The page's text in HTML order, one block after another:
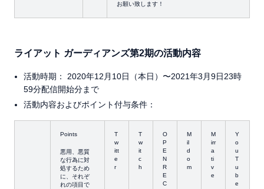
お願い致します！
ライアット ガーディアンズ第2期の活動内容
活動時期： 2020年12月10日（本日）〜2021年3月9日23時
59分配信開始分まで
活動内容およびポイント付与条件：
Points
悪用、悪質
な行為に対
処するため
に、それぞ
れの項目で
T
w
itt
e
r
T
w
it
c
h
O
P
E
N
R
E
C
M
il
d
o
m
M
irr
a
ti
v
e
Y
o
u
T
u
b
e